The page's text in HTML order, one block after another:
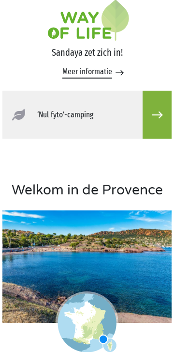
Sandaya zet zich in!
Meer informatie
‘Nul fyto’-camping
Welkom in de Provence